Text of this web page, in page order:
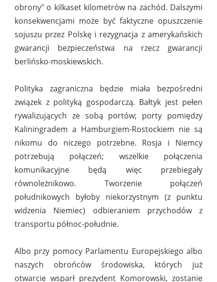
obrony" o kilkaset kilometrów na zachód. Dalszymi
konsekwencjami może być faktyczne opuszczenie
sojuszu przez Polskę i rezygnacja z amerykańskich
gwarancji bezpieczeństwa na rzecz gwarancji
berlińsko-moskiewskich.
Polityka zagraniczna będzie miała bezpośredni
związek z polityką gospodarczą. Bałtyk jest pełen
rywalizujących ze sobą portów; porty pomiędzy
Kaliningradem a Hamburgiem-Rostockiem nie są
nikomu do niczego potrzebne. Rosja i Niemcy
potrzebują połączeń; wszelkie połączenia
komunikacyjne będą więc przebiegały
równoleżnikowo. Tworzenie połączeń
południkowych byłoby niekorzystnym (z punktu
widzenia Niemiec) odbieraniem przychodów z
transportu północ-południe.
Albo przy pomocy Parlamentu Europejskiego albo
naszych obrońców środowiska, których już
otwarcie wsparł prezydent Komorowski, zostanie